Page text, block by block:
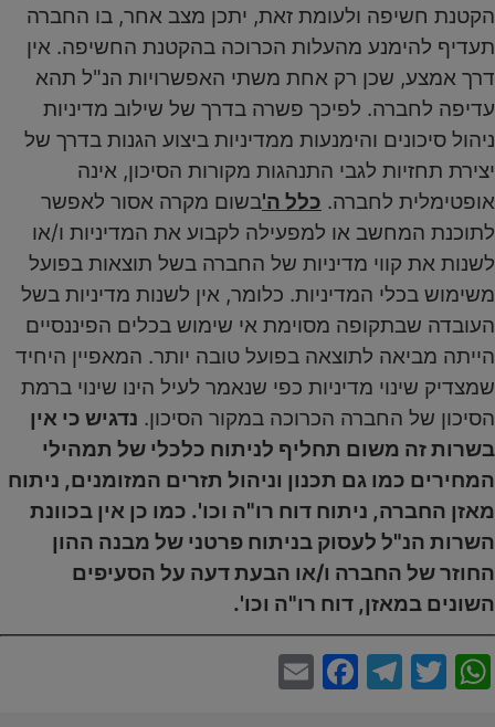
הקטנת חשיפה ולעומת זאת, יתכן מצב אחר, בו החברה
תעדיף להימנע מהעלות הכרוכה בהקטנת החשיפה. אין
דרך אמצע, שכן רק אחת משתי האפשרויות הנ"ל תהא
עדיפה לחברה. לפיכך פשרה בדרך של שילוב מדיניות
ניהול סיכונים והימנעות ממדיניות ביצוע הגנות בדרך של
יצירת תחזיות לגבי התנהגות מקורות הסיכון, אינה
אופטימלית לחברה. כלל ה'בשום מקרה אסור לאפשר
לתוכנת המחשב או למפעילה לקבוע את המדיניות ו/או
לשנות את קווי מדיניות של החברה בשל תוצאות בפועל
משימוש בכלי המדיניות. כלומר, אין לשנות מדיניות בשל
העובדה שבתקופה מסוימת אי שימוש בכלים הפיננסיים
הייתה מביאה לתוצאה בפועל טובה יותר. המאפיין היחיד
שמצדיק שינוי מדיניות כפי שנאמר לעיל הינו שינוי ברמת
הסיכון של החברה הכרוכה במקור הסיכון. נדגיש כי אין
בשרות זה משום תחליף לניתוח כלכלי של תמהילי
המחירים כמו גם תכנון וניהול תזרים המזומנים, ניתוח
מאזן החברה, ניתוח דוח רו"ה וכו'. כמו כן אין בכוונת
השרות הנ"ל לעסוק בניתוח פרטני של מבנה ההון
החוזר של החברה ו/או הבעת דעה על הסעיפים
השונים במאזן, דוח רו"ה וכו'.
WhatsApp
Twitter
Telegram
Facebook